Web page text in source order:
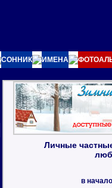
СОННИК ИМЕНА
Личные
в начало